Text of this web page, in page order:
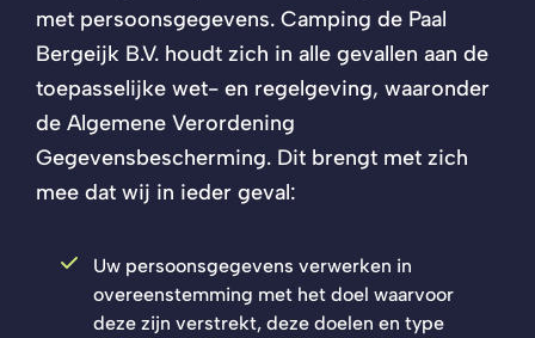
met persoonsgegevens. Camping de Paal
Bergeijk B.V. houdt zich in alle gevallen aan de
toepasselijke wet- en regelgeving, waaronder
de Algemene Verordening
Gegevensbescherming. Dit brengt met zich
mee dat wij in ieder geval:
Uw persoonsgegevens verwerken in
overeenstemming met het doel waarvoor
deze zijn verstrekt, deze doelen en type